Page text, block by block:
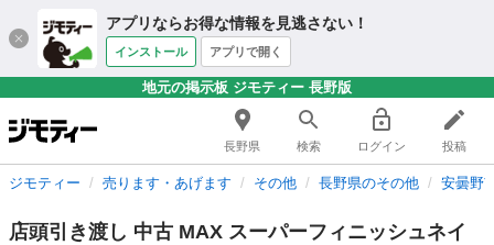
アプリならお得な情報を見逃さない！
インストール アプリで開く
地元の掲示板 ジモティー 長野版
長野県 検索 ログイン 投稿
ジモティー 売ります・あげます その他 長野県のその他 安曇野
店頭引き渡し 中古 MAX スーパーフィニッシュネイ